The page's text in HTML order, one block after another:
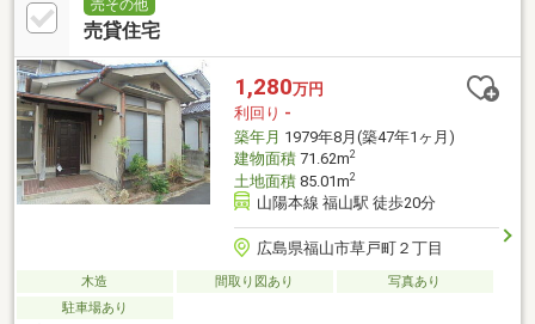
売その他
売貸住宅
1,280万円
利回り -
築年月 1979年8月(築47年1ヶ月)
建物面積71.62m2
土地面積85.01m2
山陽本線 福山駅 徒歩20分
広島県福山市草戸町２丁目
木造 間取り図あり
写真あり
駐車場あり